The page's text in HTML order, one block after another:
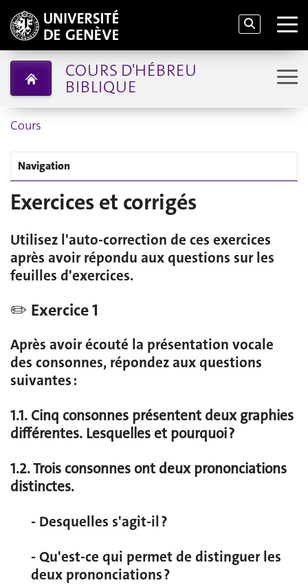
COURS D'HÉBREU
BIBLIQUE
Cours
Navigation
Exercices et corrigés
Utilisez l'auto-correction de ces exercices
après avoir répondu aux questions sur les
feuilles d'exercices.
✏️ Exercice 1
Après avoir écouté la présentation vocale
des consonnes, répondez aux questions
suivantes :
1.1. Cinq consonnes présentent deux graphies
différentes. Lesquelles et pourquoi ?
1.2. Trois consonnes ont deux prononciations
distinctes.
- Desquelles s'agit-il ?
- Qu'est-ce qui permet de distinguer les
deux prononciations ?